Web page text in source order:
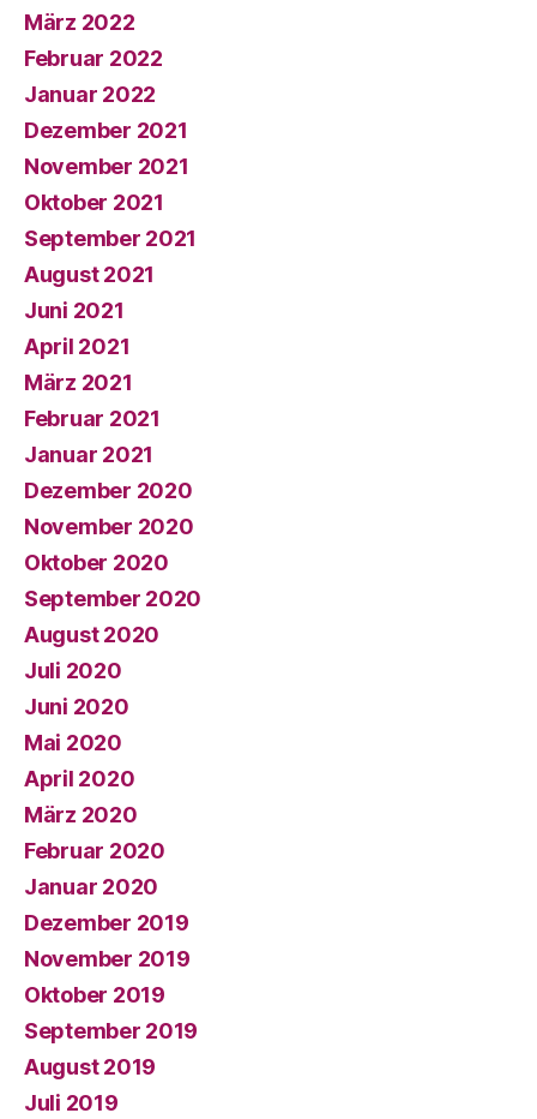
März 2022
Februar 2022
Januar 2022
Dezember 2021
November 2021
Oktober 2021
September 2021
August 2021
Juni 2021
April 2021
März 2021
Februar 2021
Januar 2021
Dezember 2020
November 2020
Oktober 2020
September 2020
August 2020
Juli 2020
Juni 2020
Mai 2020
April 2020
März 2020
Februar 2020
Januar 2020
Dezember 2019
November 2019
Oktober 2019
September 2019
August 2019
Juli 2019